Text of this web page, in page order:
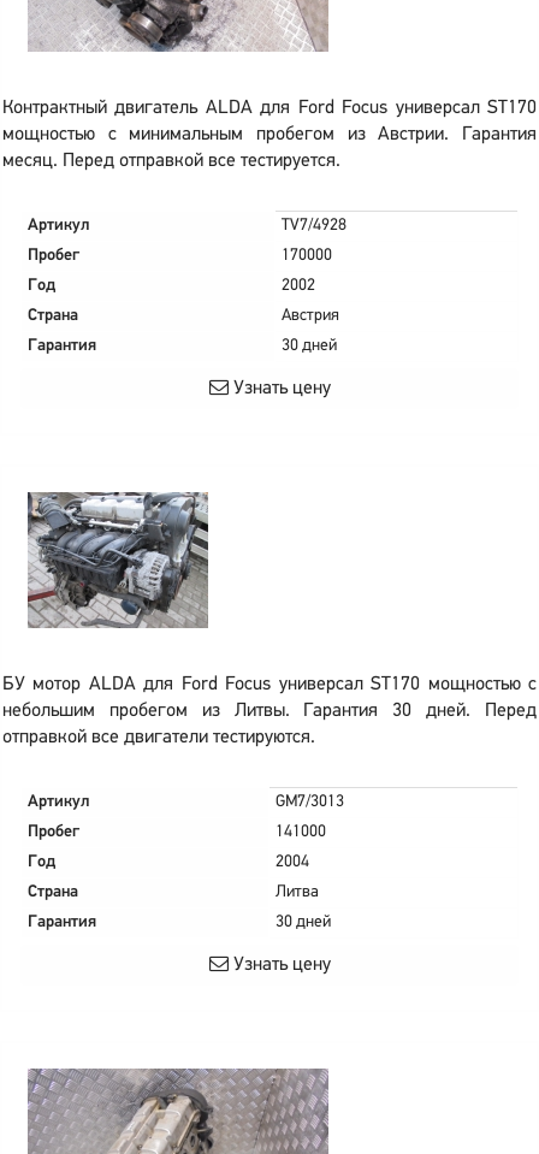
Контрактный двигатель ALDA для Ford Focus универсал ST170
мощностью с минимальным пробегом из Австрии. Гарантия
месяц. Перед отправкой все тестируется.
Артикул
TV7/4928
Пробег
170000
Год
2002
Страна
Австрия
Гарантия
30 дней
Узнать цену
БУ мотор ALDA для Ford Focus универсал ST170 мощностью с
небольшим пробегом из Литвы. Гарантия 30 дней. Перед
отправкой все двигатели тестируются.
Артикул
GM7/3013
Пробег
141000
Год
2004
Страна
Литва
Гарантия
30 дней
Узнать цену